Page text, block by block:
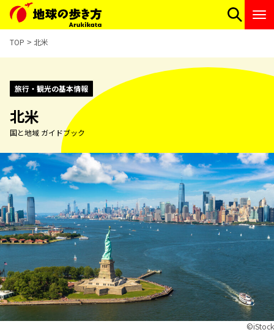
TOP 北米
旅行・観光の基本情報
北米
国と地域 ガイドブック
©iStock